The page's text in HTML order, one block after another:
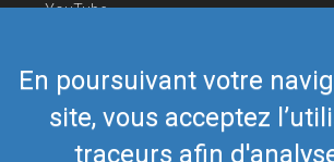
En poursuivant votre
site, vous acceptez
traceurs afin
YouTube
Nous contacter
Téléphone Europe+352 26441835
Téléphone US/Canada418-592-8862